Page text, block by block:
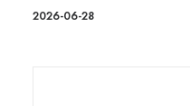
2026-06-28